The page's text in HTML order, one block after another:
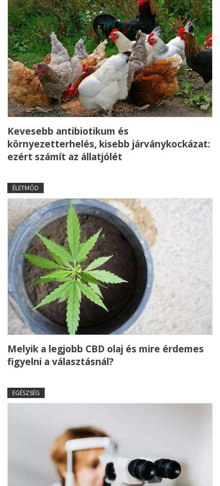
Kevesebb antibiotikum és
környezetterhelés, kisebb járványkockázat:
ezért számít az állatjólét
ÉLETMÓD
Melyik a legjobb CBD olaj és mire érdemes
figyelni a választásnál?
EGÉSZSÉG